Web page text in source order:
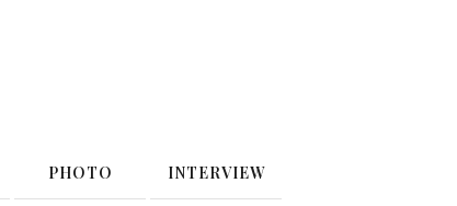
PHOTO INTERVIEW